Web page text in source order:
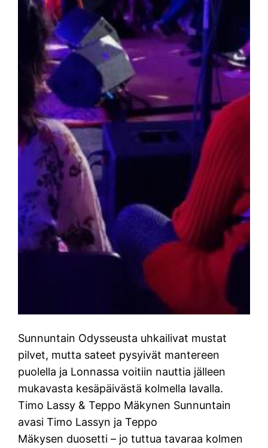
Sunnuntain Odysseusta uhkailivat mustat
pilvet, mutta sateet pysyivät mantereen
puolella ja Lonnassa voitiin nauttia jälleen
mukavasta kesäpäivästä kolmella lavalla.
Timo Lassy & Teppo Mäkynen Sunnuntain
avasi Timo Lassyn ja Teppo
Mäkysen duosetti – jo tuttua tavaraa kolmen